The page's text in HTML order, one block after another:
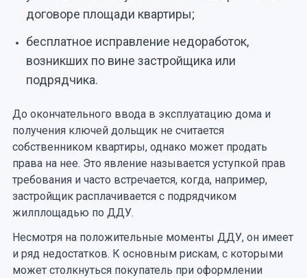
договоре площади квартиры;
бесплатное исправление недоработок,
возникших по вине застройщика или
подрядчика.
До окончательного ввода в эксплуатацию дома и
получения ключей дольщик не считается
собственником квартиры, однако может продать
права на нее. Это явление называется уступкой прав
требования и часто встречается, когда, например,
застройщик расплачивается с подрядчиком
жилплощадью по ДДУ.
Несмотря на положительные моменты ДДУ, он имеет
и ряд недостатков. К основным рискам, с которыми
может столкнуться покупатель при оформлении